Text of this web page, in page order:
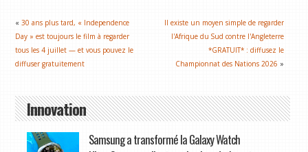
«30 ans plus tard, « Independence
Day » est toujours le film à regarder
tous les 4 juillet — et vous pouvez le
diffuser gratuitement
Il existe un moyen simple de regarder
l'Afrique du Sud contre l'Angleterre
*GRATUIT* : diffusez le
Championnat des Nations 2026 »
Innovation
Samsung a transformé la Galaxy Watch